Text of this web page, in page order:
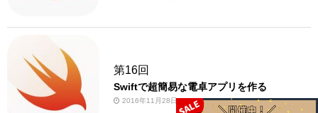
第16回
Swiftで超簡易な電卓アプリを作る
2016年11月28日 17:00